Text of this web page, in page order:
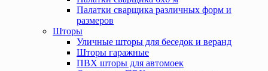
Палатки сварщика различных форм и
размеров
Шторы
Уличные шторы для беседок и веранд
Шторы гаражные
ПВХ шторы для автомоек